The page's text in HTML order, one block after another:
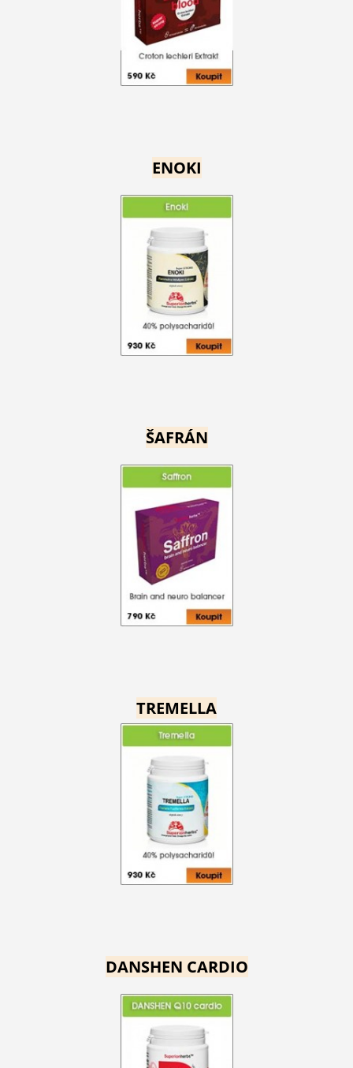
ENOKI
ŠAFRÁN
TREMELLA
DANSHEN CARDIO